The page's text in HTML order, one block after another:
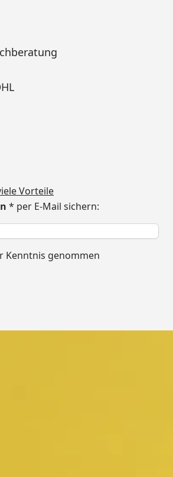
Vorteile
* per E-Mail sichern:
Kenntnis genommen